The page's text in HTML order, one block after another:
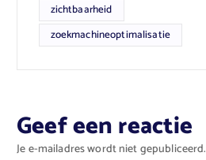
zichtbaarheid
zoekmachineoptimalisatie
Geef een reactie
Je e-mailadres wordt niet gepubliceerd.